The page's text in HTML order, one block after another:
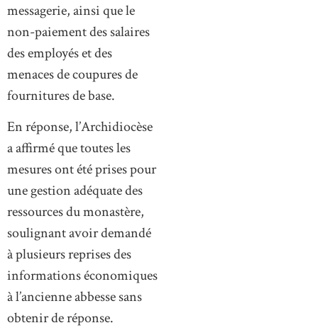
messagerie, ainsi que le
non-paiement des salaires
des employés et des
menaces de coupures de
fournitures de base.
En réponse, l’Archidiocèse
a affirmé que toutes les
mesures ont été prises pour
une gestion adéquate des
ressources du monastère,
soulignant avoir demandé
à plusieurs reprises des
informations économiques
à l’ancienne abbesse sans
obtenir de réponse.